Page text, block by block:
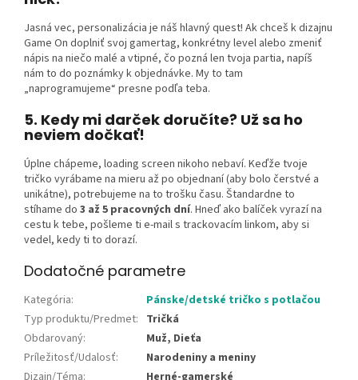
Jasná vec, personalizácia je náš hlavný quest! Ak chceš k dizajnu
Game On doplniť svoj gamertag, konkrétny level alebo zmeniť
nápis na niečo malé a vtipné, čo pozná len tvoja partia, napíš
nám to do poznámky k objednávke. My to tam
„naprogramujeme“ presne podľa teba.
5. Kedy mi darček doručíte? Už sa ho
neviem dočkať!
Úplne chápeme, loading screen nikoho nebaví. Keďže tvoje
tričko vyrábame na mieru až po objednaní (aby bolo čerstvé a
unikátne), potrebujeme na to trošku času. Štandardne to
stíhame do 3 až 5 pracovných dní. Hneď ako balíček vyrazí na
cestu k tebe, pošleme ti e-mail s trackovacím linkom, aby si
vedel, kedy ti to dorazí.
Dodatočné parametre
Kategória:
Pánske/detské tričko s potlačou
Typ produktu/Predmet: Tričká
Obdarovaný:
Muž, Dieťa
Príležitosť/Udalosť:
Narodeniny a meniny